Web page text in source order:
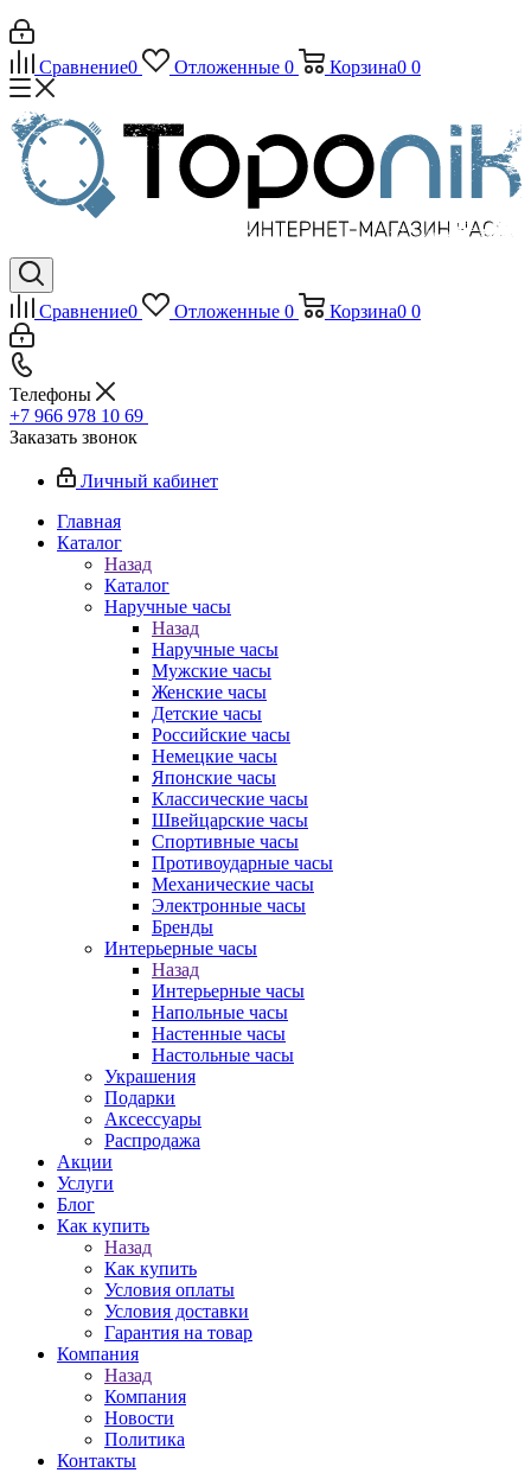
Сравнение0 Отложенные 0 Корзина0 0
Сравнение0 Отложенные 0 Корзина0 0
Телефоны
+7 966 978 10 69
Заказать звонок
Личный кабинет
Главная
Каталог
Назад
Каталог
Наручные часы
Назад
Наручные часы
Мужские часы
Женские часы
Детские часы
Российские часы
Немецкие часы
Японские часы
Классические часы
Швейцарские часы
Спортивные часы
Противоударные часы
Механические часы
Электронные часы
Бренды
Интерьерные часы
Назад
Интерьерные часы
Напольные часы
Настенные часы
Настольные часы
Украшения
Подарки
Аксессуары
Распродажа
Акции
Услуги
Блог
Как купить
Назад
Как купить
Условия оплаты
Условия доставки
Гарантия на товар
Компания
Назад
Компания
Новости
Политика
Контакты